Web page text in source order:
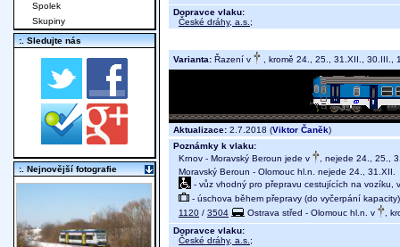
Dopravce vlaku:
České dráhy, a.s. ;
Varianta: Řazení v , kromě 24., 25., 31.XII., 30.III.,
Aktualizace: 2.7.2018 (Viktor Čaněk)
Poznámky k vlaku:
Krnov - Moravský Beroun jede v
, nejede 24., 25.,
Moravský Beroun - Olomouc hl.n. nejede 24., 31.XII.
- vůz vhodný pro přepravu cestujících na vozíku,
- úschova během přepravy (do vyčerpání kapacity)
1120 / 3504 Ostrava střed - Olomouc hl.n. v
,
Dopravce vlaku:
České dráhy, a.s. ;
Spolek
Skupiny
:. Sledujte nás
:. Nejnovější fotografie